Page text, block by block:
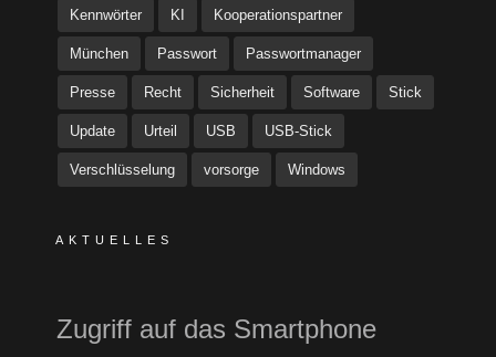
Kennwörter KI Kooperationspartner
München Passwort Passwortmanager
Presse Recht Sicherheit Software Stick
Update Urteil USB USB-Stick
Verschlüsselung vorsorge Windows
AKTUELLES
Zugriff auf das Smartphone